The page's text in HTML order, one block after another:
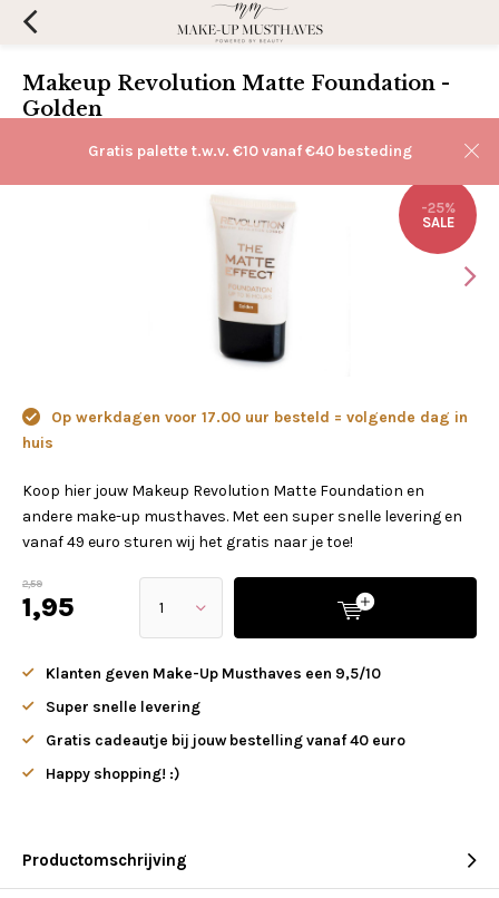
Gratis palette t.w.v. €10 vanaf €40 besteding
Makeup Revolution Matte Foundation -
Golden
-25%
SALE
Op werkdagen voor 17.00 uur besteld = volgende dag in
huis
Koop hier jouw Makeup Revolution Matte Foundation en
andere make-up musthaves. Met een super snelle levering en
vanaf 49 euro sturen wij het gratis naar je toe!
2,59
1,95
Klanten geven Make-Up Musthaves een 9,5/10
Super snelle levering
Gratis cadeautje bij jouw bestelling vanaf 40 euro
Happy shopping! :)
Productomschrijving